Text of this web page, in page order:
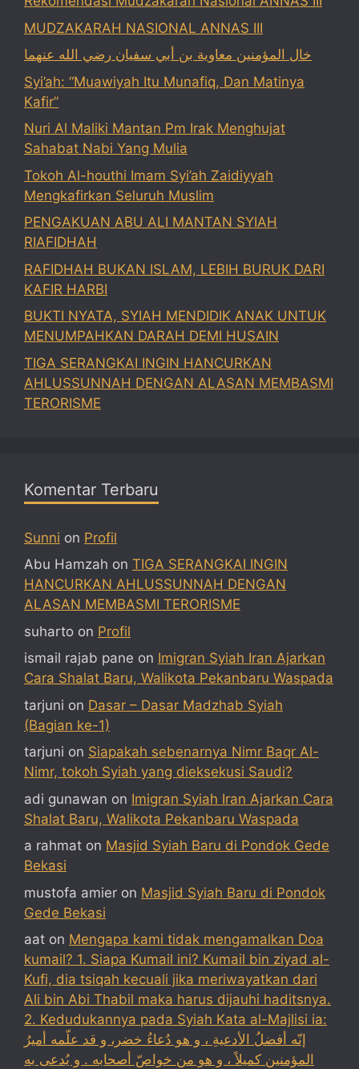
MUDZAKARAH NASIONAL ANNAS III
خال المؤمنين معاوية بن أبي سفيان رضي الله عنهما
Syi’ah: “Muawiyah Itu Munafiq, Dan Matinya
Kafir”
Nuri Al Maliki Mantan Pm Irak Menghujat
Sahabat Nabi Yang Mulia
Tokoh Al-houthi Imam Syi’ah Zaidiyyah
Mengkafirkan Seluruh Muslim
PENGAKUAN ABU ALI MANTAN SYIAH
RIAFIDHAH
RAFIDHAH BUKAN ISLAM, LEBIH BURUK DARI
KAFIR HARBI
BUKTI NYATA, SYIAH MENDIDIK ANAK UNTUK
MENUMPAHKAN DARAH DEMI HUSAIN
TIGA SERANGKAI INGIN HANCURKAN
AHLUSSUNNAH DENGAN ALASAN MEMBASMI
TERORISME
Komentar Terbaru
Sunni on Profil
Abu Hamzah on TIGA SERANGKAI INGIN
HANCURKAN AHLUSSUNNAH DENGAN
ALASAN MEMBASMI TERORISME
suharto on Profil
ismail rajab pane on Imigran Syiah Iran Ajarkan
Cara Shalat Baru, Walikota Pekanbaru Waspada
tarjuni on Dasar – Dasar Madzhab Syiah
(Bagian ke-1)
tarjuni on Siapakah sebenarnya Nimr Baqr Al-
Nimr, tokoh Syiah yang dieksekusi Saudi?
adi gunawan on Imigran Syiah Iran Ajarkan Cara
Shalat Baru, Walikota Pekanbaru Waspada
a rahmat on Masjid Syiah Baru di Pondok Gede
Bekasi
mustofa amier on Masjid Syiah Baru di Pondok
Gede Bekasi
aat on Mengapa kami tidak mengamalkan Doa
kumail? 1. Siapa Kumail ini? Kumail bin ziyad al-
Kufi, dia tsiqah kecuali jika meriwayatkan dari
Ali bin Abi Thabil maka harus dijauhi haditsnya.
2. Kedudukannya pada Syiah Kata al-Majlisi ia:
إنّه أفضلُ الأدعيةِ ، و هو دُعاءُ خضر، و قد علّمه أميرُ
المؤمنين كميلاً ، و هو من خواصّ أصحابه . و يُدعى به